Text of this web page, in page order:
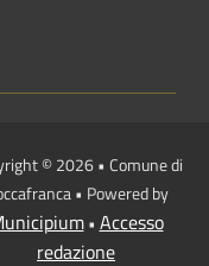
© 2026 • Comune di
• Powered by
• Accesso
redazione